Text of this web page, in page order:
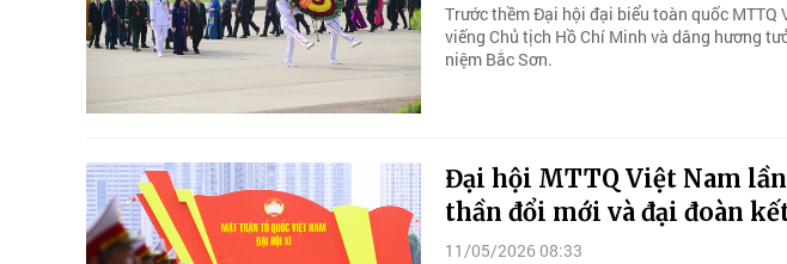
Trước thềm Đại hội đại biểu toàn quốc
viếng Chủ tịch Hồ Chí Minh và dâng hương
niệm Bắc Sơn.
Đại hội MTTQ Việt Nam
thần đổi mới và đại đoàn
11/05/2026 08:33